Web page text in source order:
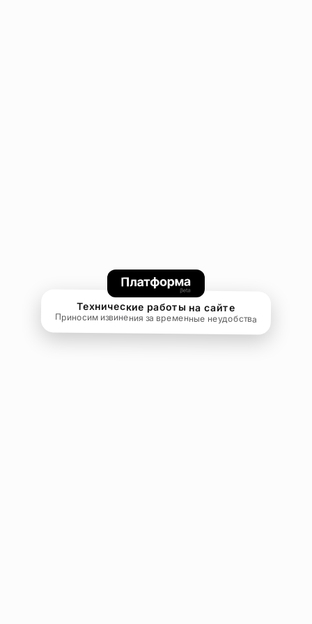
Технические работы на сайте
Приносим извинения за временные неудобства